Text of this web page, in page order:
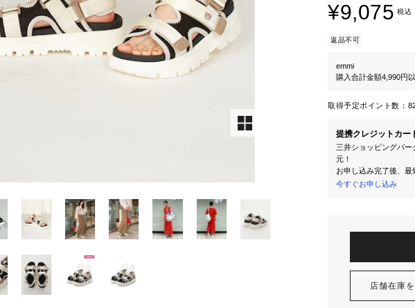
¥9,075 税込
返品不可
emmi
購入合計金額4,990円
取得予定ポイント数：
提携クレジットカー
三井ショッピングパ
元！
お申し込み完了後、最
今すぐお申し込み
店舗在庫